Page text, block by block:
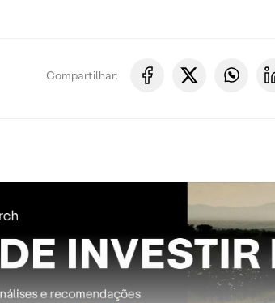
Compartilhar: